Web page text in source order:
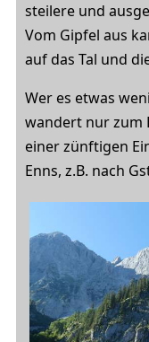
steilere und
Vom Gipfel aus
auf das Tal und
Wer es etwas
wandert nur zum
einer zünftigen
Enns, z.B. nach